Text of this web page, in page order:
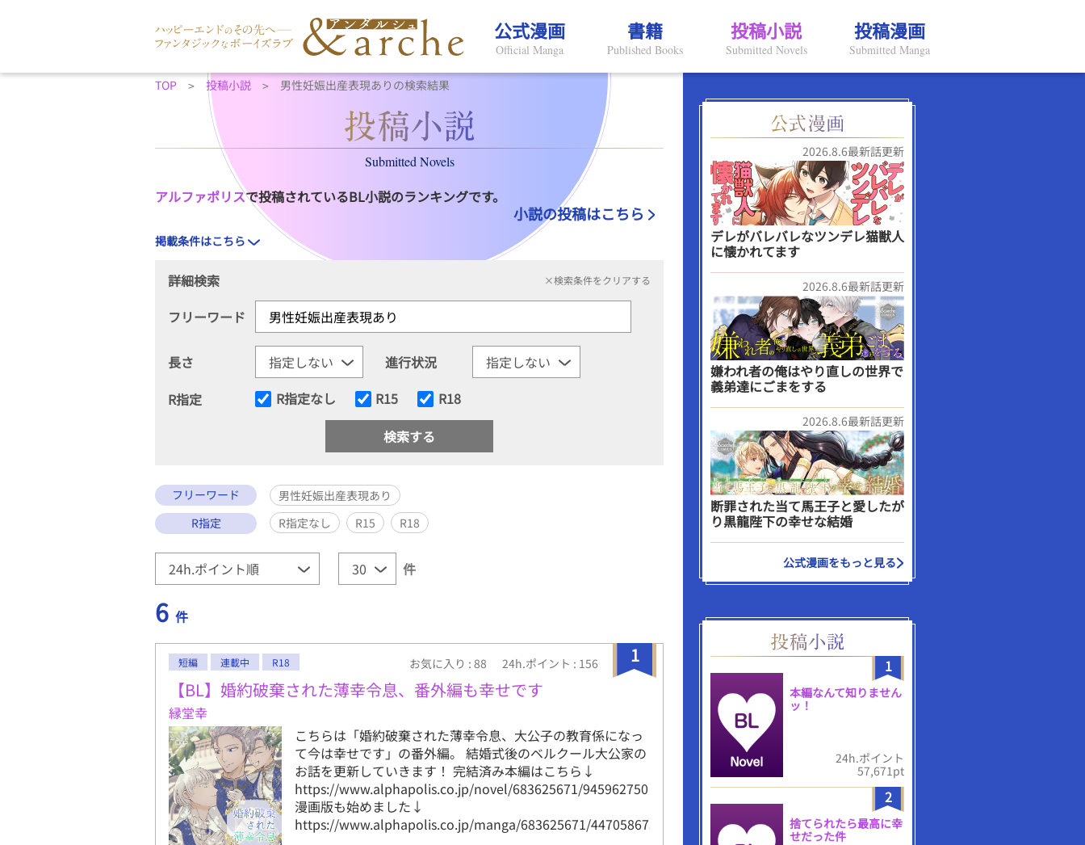
公式漫画
Official Manga
書籍
Published Books
投稿小説
Submitted Novels
投稿漫画
Submitted Manga
TOP 投稿小説 男性妊娠出産表現ありの検索結果
Submitted Novels
アルファポリスで投稿されているBL小説のランキングです。
小説の投稿はこちら
掲載条件はこちら
詳細検索 ×検索条件をクリアする
フリーワード
長さ
進行状況
R指定
R指定なし R15 R18
フリーワード
男性妊娠出産表現あり
R指定
R指定なし R15 R18
件
6 件
1
短編 連載中 R18 お気に入り : 88 24h.ポイント : 156
【BL】婚約破棄された薄幸令息、番外編も幸せです
縁堂幸
こちらは「婚約破棄された薄幸令息、大公子の教育係になっ
て今は幸せです」の番外編。 結婚式後のベルクール大公家の
お話を更新していきます！ 完結済み本編はこちら↓
https://www.alphapolis.co.jp/novel/683625671/945962750
漫画版も始めました↓
https://www.alphapolis.co.jp/manga/683625671/447058673
2026.8.6最新話更新
デレがバレバレなツンデレ猫獣人
に懐かれてます
2026.8.6最新話更新
嫌われ者の俺はやり直しの世界で
義弟達にごまをする
2026.8.6最新話更新
断罪された当て馬王子と愛したが
り黒龍陛下の幸せな結婚
公式漫画をもっと見る
1
本編なんて知りません
ッ！
24h.ポイント
57,671pt
2
捨てられたら最高に幸
せだった件